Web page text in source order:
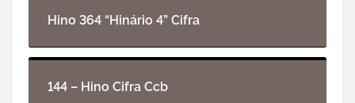
Hino 364 “Hinário 4” Cifra
144 – Hino Cifra Ccb